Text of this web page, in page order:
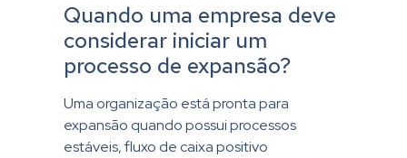
Quando uma empresa deve
considerar iniciar um
processo de expansão?
Uma organização está pronta para
expansão quando possui processos
estáveis, fluxo de caixa positivo